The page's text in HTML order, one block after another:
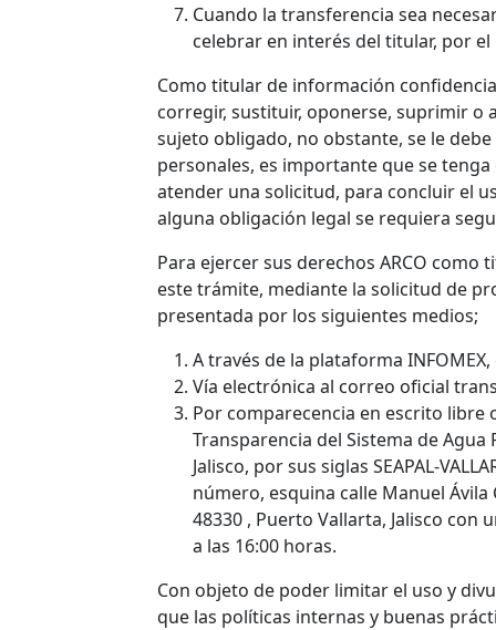
Cuando la transferencia sea
celebrar en interés del titular, por
Como titular de información
corregir, sustituir, oponerse, suprimir o
sujeto obligado, no obstante, se le
personales, es importante que se
atender una solicitud, para concluir el
alguna obligación legal se requiera
Para ejercer sus derechos ARCO
este trámite, mediante la solicitud de
presentada por los siguientes medios;
A través de la plataforma
Vía electrónica al correo oficial
Por comparecencia en escrito
Transparencia del Sistema de
Jalisco, por sus siglas SEAPAL-
número, esquina calle Manuel
48330 , Puerto Vallarta, Jalisco con
a las 16:00 horas.
Con objeto de poder limitar el uso y
que las políticas internas y buenas